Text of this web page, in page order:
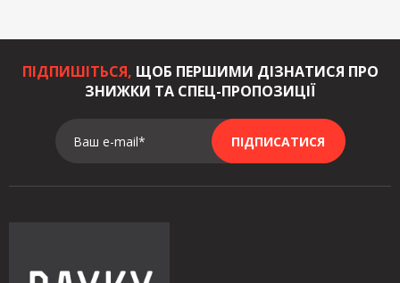
ПІДПИШІТЬСЯ, ЩОБ ПЕРШИМИ ДІЗНАТИСЯ ПРО
ЗНИЖКИ ТА СПЕЦ-ПРОПОЗИЦІЇ
Ваш e-mail* ПІДПИСАТИСЯ